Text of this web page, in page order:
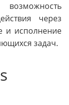
через
и исполнение
задач.